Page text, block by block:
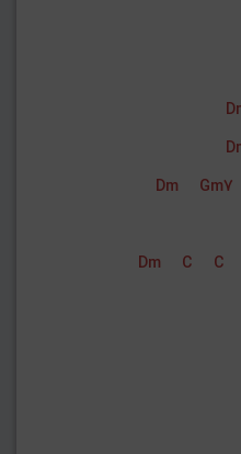
Dm
Gm7
Dm
C C